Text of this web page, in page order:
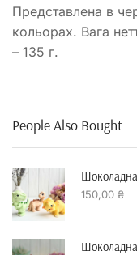
Представлена в
кольорах. Вага
– 135 г.
People Also Bought
150,00 ₴